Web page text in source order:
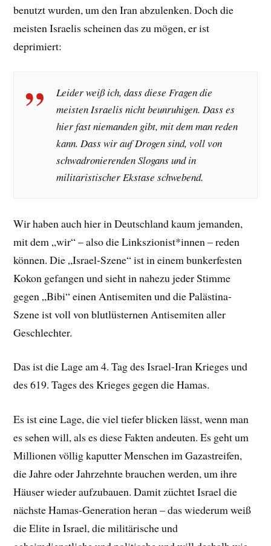
benutzt wurden, um den Iran abzulenken. Doch die
meisten Israelis scheinen das zu mögen, er ist
deprimiert:
Leider weiß ich, dass diese Fragen die
meisten Israelis nicht beunruhigen. Dass es
hier fast niemanden gibt, mit dem man reden
kann. Dass wir auf Drogen sind, voll von
schwadronierenden Slogans und in
militaristischer Ekstase schwebend.
Wir haben auch hier in Deutschland kaum jemanden,
mit dem „wir“ – also die Linkszionist*innen – reden
können. Die „Israel-Szene“ ist in einem bunkerfesten
Kokon gefangen und sieht in nahezu jeder Stimme
gegen „Bibi“ einen Antisemiten und die Palästina-
Szene ist voll von blutlüsternen Antisemiten aller
Geschlechter.
Das ist die Lage am 4. Tag des Israel-Iran Krieges und
des 619. Tages des Krieges gegen die Hamas.
Es ist eine Lage, die viel tiefer blicken lässt, wenn man
es sehen will, als es diese Fakten andeuten. Es geht um
Millionen völlig kaputter Menschen im Gazastreifen,
die Jahre oder Jahrzehnte brauchen werden, um ihre
Häuser wieder aufzubauen. Damit züchtet Israel die
nächste Hamas-Generation heran – das wiederum weiß
die Elite in Israel, die militärische und